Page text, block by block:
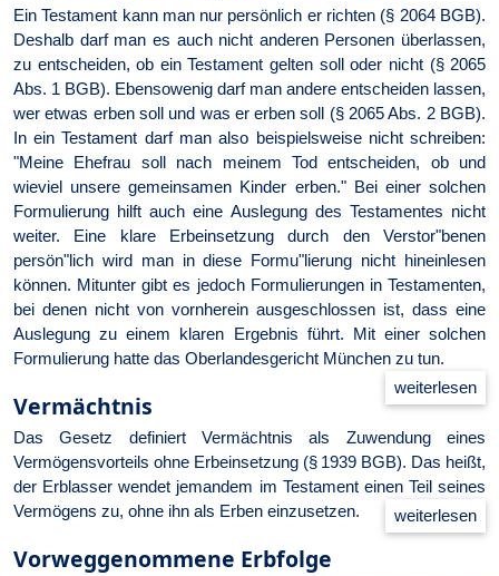
Ein Testament kann man nur persönlich er richten (§ 2064 BGB).
Deshalb darf man es auch nicht anderen Personen überlassen,
zu entscheiden, ob ein Testament gelten soll oder nicht (§ 2065
Abs. 1 BGB). Ebensowenig darf man andere entscheiden lassen,
wer etwas erben soll und was er erben soll (§ 2065 Abs. 2 BGB).
In ein Testament darf man also beispielsweise nicht schreiben:
"Meine Ehefrau soll nach meinem Tod entscheiden, ob und
wieviel unsere gemeinsamen Kinder erben." Bei einer solchen
Formulierung hilft auch eine Auslegung des Testamentes nicht
weiter. Eine klare Erbeinsetzung durch den Verstor"benen
persön"lich wird man in diese Formu"lierung nicht hineinlesen
können. Mitunter gibt es jedoch Formulierungen in Testamenten,
bei denen nicht von vornherein ausgeschlossen ist, dass eine
Auslegung zu einem klaren Ergebnis führt. Mit einer solchen
Formulierung hatte das Oberlandesgericht München zu tun.
Vermächtnis
Das Gesetz definiert Vermächtnis als Zuwendung eines
Vermögensvorteils ohne Erbeinsetzung (§ 1939 BGB). Das heißt,
der Erblasser wendet jemandem im Testament einen Teil seines
Vermögens zu, ohne ihn als Erben einzusetzen.
Vorweggenommene Erbfolge